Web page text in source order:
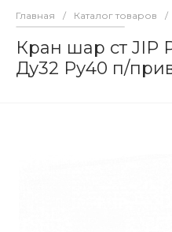
Главная / Каталог товаров /
Кран шар ст JIP
Ду32 Ру40 п/